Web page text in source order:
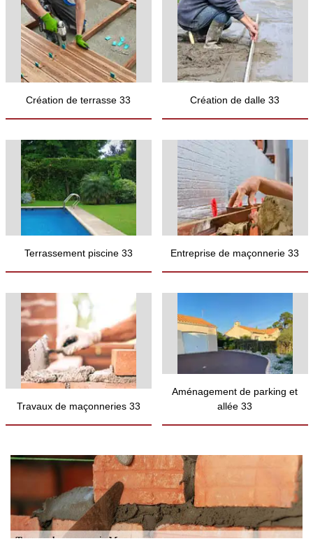
Création de terrasse 33 Création de dalle 33
Terrassement piscine 33 Entreprise de maçonnerie 33
Travaux de maçonneries 33
Aménagement de parking et
allée 33